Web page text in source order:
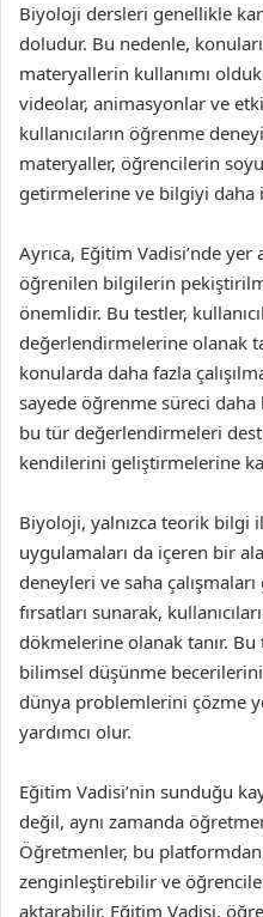
Biyoloji dersleri genellikle
doludur. Bu nedenle,
materyallerin kullanımı
videolar, animasyonlar ve
kullanıcıların öğrenme
materyaller, öğrencilerin
getirmelerine ve bilgiyi daha
Ayrıca, Eğitim Vadisi’nde
öğrenilen bilgilerin
önemlidir. Bu testler,
değerlendirmelerine olanak
konularda daha fazla
sayede öğrenme süreci
bu tür değerlendirmeleri
kendilerini geliştirmelerine
Biyoloji, yalnızca teorik bilgi
uygulamaları da içeren bir
deneyleri ve saha
fırsatları sunarak,
dökmelerine olanak tanır.
bilimsel düşünme
dünya problemlerini çözme
yardımcı olur.
Eğitim Vadisi’nin sunduğu
değil, aynı zamanda
Öğretmenler, bu
zenginleştirebilir ve
aktarabilir. Eğitim Vadisi,